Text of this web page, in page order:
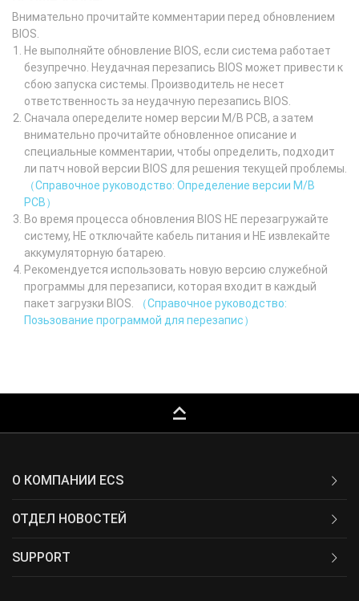
Внимательно прочитайте комментарии перед обновлением
BIOS.
Не выполняйте обновление BIOS, если система работает
безупречно. Неудачная перезапись BIOS может привести к
сбою запуска системы. Производитель не несет
ответственность за неудачную перезапись BIOS.
Сначала опеределите номер версии M/B PCB, а затем
внимательно прочитайте обновленное описание и
специальные комментарии, чтобы определить, подходит
ли патч новой версии BIOS для решения текущей проблемы.
（Справочное руководство: Определение версии M/B
PCB）
Во время процесса обновления BIOS НЕ перезагружайте
систему, НЕ отключайте кабель питания и НЕ извлекайте
аккумуляторную батарею.
Рекомендуется использовать новую версию служебной
программы для перезаписи, которая входит в каждый
пакет загрузки BIOS.
（Справочное руководство:
Позьзование программой для перезапис）
keyboard_capslock
О КОМПАНИИ ECS
ОТДЕЛ НОВОСТЕЙ
SUPPORT